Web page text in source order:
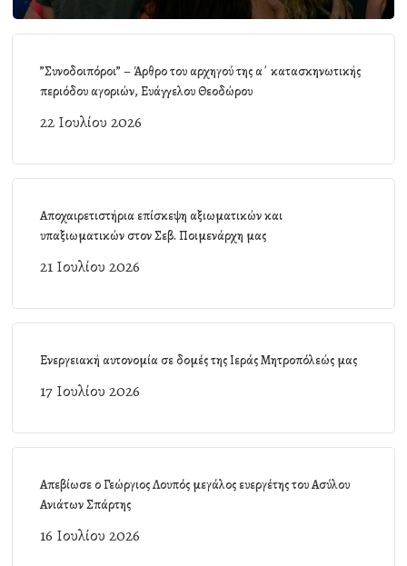
”Συνοδοιπόροι” – Άρθρο του αρχηγού της α΄ κατασκηνωτικής
περιόδου αγοριών, Ευάγγελου Θεοδώρου
22 Ιουλίου 2026
Αποχαιρετιστήρια επίσκεψη αξιωματικών και
υπαξιωματικών στον Σεβ. Ποιμενάρχη μας
21 Ιουλίου 2026
Ενεργειακή αυτονομία σε δομές της Ιεράς Μητροπόλεώς μας
17 Ιουλίου 2026
Απεβίωσε ο Γεώργιος Λουπός μεγάλος ευεργέτης του Ασύλου
Ανιάτων Σπάρτης
16 Ιουλίου 2026